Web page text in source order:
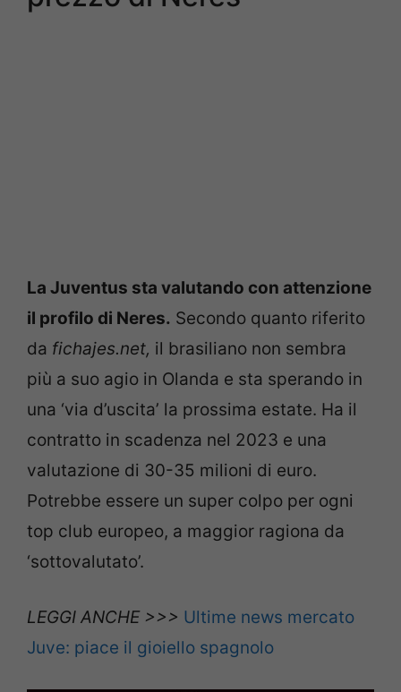
La Juventus sta valutando con attenzione
il profilo di Neres. Secondo quanto riferito
da fichajes.net, il brasiliano non sembra
più a suo agio in Olanda e sta sperando in
una ‘via d’uscita’ la prossima estate. Ha il
contratto in scadenza nel 2023 e una
valutazione di 30-35 milioni di euro.
Potrebbe essere un super colpo per ogni
top club europeo, a maggior ragiona da
‘sottovalutato’.
LEGGI ANCHE >>> Ultime news mercato
Juve: piace il gioiello spagnolo